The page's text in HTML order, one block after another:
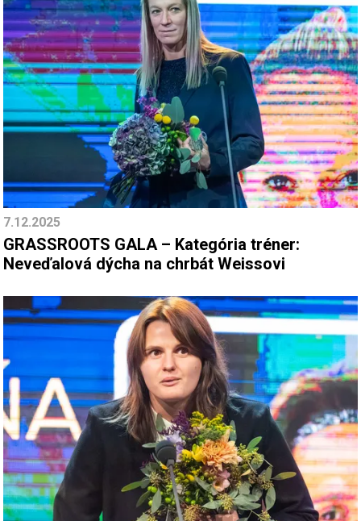
7.12.2025
GRASSROOTS GALA – Kategória tréner:
Neveďalová dýcha na chrbát Weissovi